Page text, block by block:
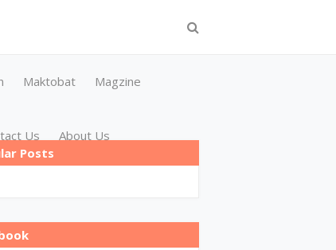
Maktobat Magzine
Us About Us
Posts